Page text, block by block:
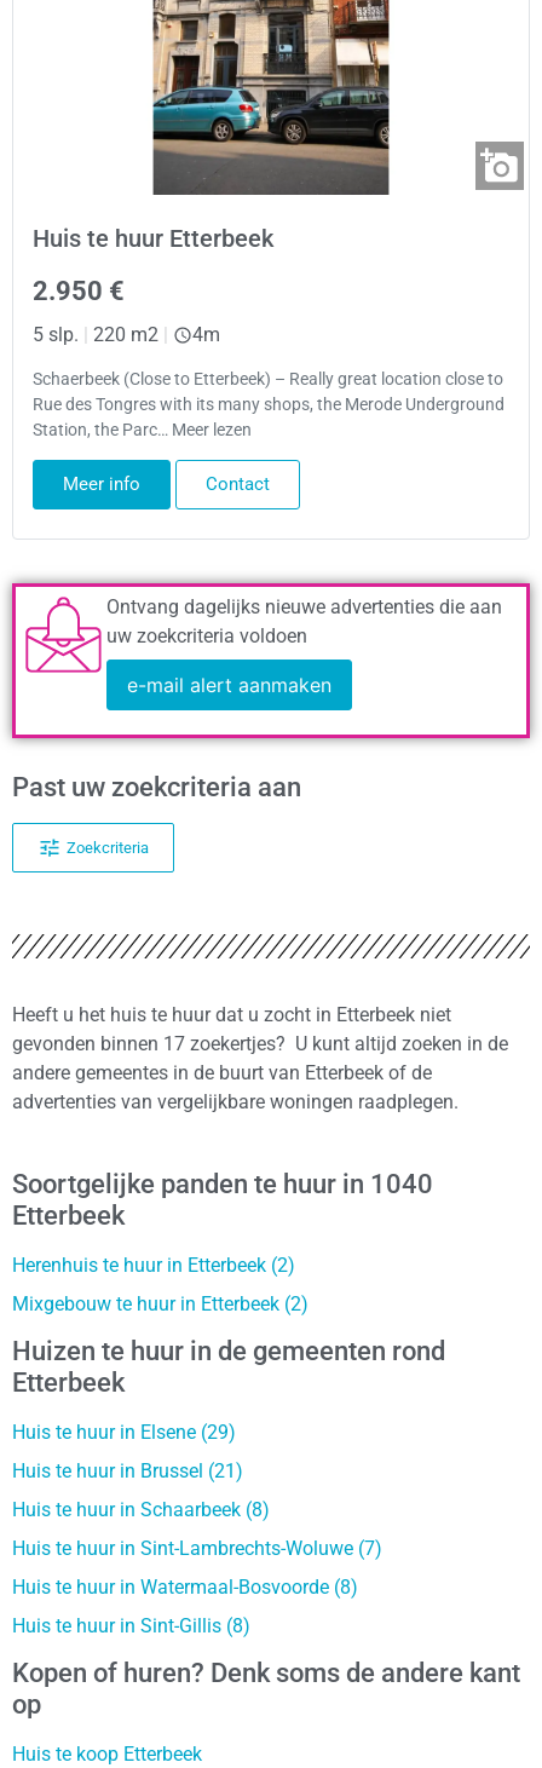
Huis te huur Etterbeek
2.950 €
5 slp. | 220 m2 | 4m
Schaerbeek (Close to Etterbeek) – Really great location close to
Rue des Tongres with its many shops, the Merode Underground
Station, the Parc… Meer lezen
Meer info Contact
Ontvang dagelijks nieuwe advertenties die aan
uw zoekcriteria voldoen
e-mail alert aanmaken
Past uw zoekcriteria aan
Zoekcriteria
Heeft u het huis te huur dat u zocht in Etterbeek niet
gevonden binnen 17 zoekertjes? U kunt altijd zoeken in de
andere gemeentes in de buurt van Etterbeek of de
advertenties van vergelijkbare woningen raadplegen.
Soortgelijke panden te huur in 1040
Etterbeek
Herenhuis te huur in Etterbeek (2)
Mixgebouw te huur in Etterbeek (2)
Huizen te huur in de gemeenten rond
Etterbeek
Huis te huur in Elsene (29)
Huis te huur in Brussel (21)
Huis te huur in Schaarbeek (8)
Huis te huur in Sint-Lambrechts-Woluwe (7)
Huis te huur in Watermaal-Bosvoorde (8)
Huis te huur in Sint-Gillis (8)
Kopen of huren? Denk soms de andere kant
op
Huis te koop Etterbeek